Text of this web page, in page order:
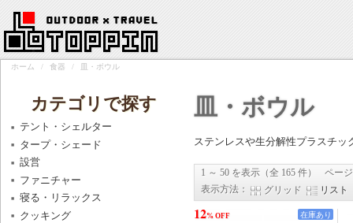
ホーム / 食器 / 皿・ボウル
皿・ボウル
ステンレスや生分解性プラスチ
1 ～ 50 を表示（全 165 件）
ペー
表示方法：
グリッド リスト
12% OFF 在庫あり
カテゴリで探す
テント・シェルター
タープ・シェード
設営
ファニチャー
寝る・リラックス
クッキング